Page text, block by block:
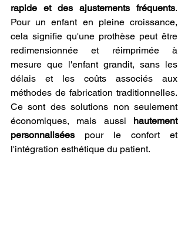
rapide et des ajustements fréquents.
Pour un enfant en pleine croissance,
cela signifie qu'une prothèse peut être
redimensionnée et réimprimée à
mesure que l'enfant grandit, sans les
délais et les coûts associés aux
méthodes de fabrication traditionnelles.
Ce sont des solutions non seulement
économiques, mais aussi hautement
personnalisées pour le confort et
l'intégration esthétique du patient.